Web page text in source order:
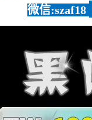
微信:szaf18